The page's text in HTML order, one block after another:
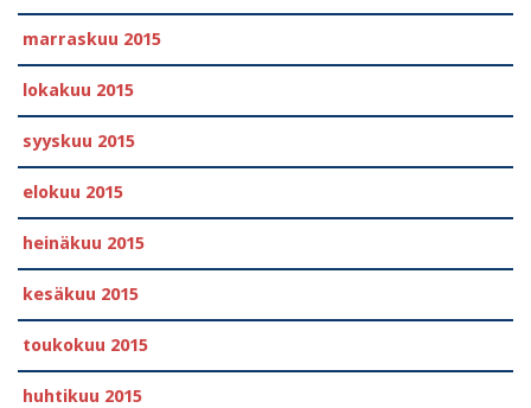
marraskuu 2015
lokakuu 2015
syyskuu 2015
elokuu 2015
heinäkuu 2015
kesäkuu 2015
toukokuu 2015
huhtikuu 2015